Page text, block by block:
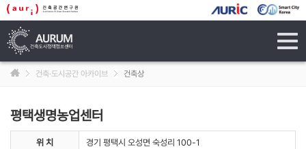
건축·도시공간 아카이브 건축상
평택생명농업센터
위 치 경기 평택시 오성면 숙성리 100-1